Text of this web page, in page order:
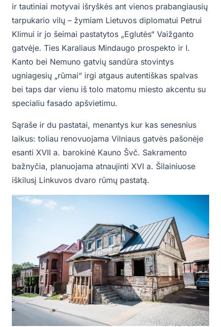
ir tautiniai motyvai išryškės ant vienos prabangiausių
tarpukario vilų – žymiam Lietuvos diplomatui Petrui
Klimui ir jo šeimai pastatytos „Eglutės“ Vaižganto
gatvėje. Ties Karaliaus Mindaugo prospekto ir I.
Kanto bei Nemuno gatvių sandūra stovintys
ugniagesių „rūmai“ irgi atgaus autentiškas spalvas
bei taps dar vienu iš tolo matomu miesto akcentu su
specialiu fasado apšvietimu.
Sąraše ir du pastatai, menantys kur kas senesnius
laikus: toliau renovuojama Vilniaus gatvės pašonėje
esanti XVII a. barokinė Kauno Švč. Sakramento
bažnyčia, planuojama atnaujinti XVI a. Šilainiuose
iškilusį Linkuvos dvaro rūmų pastatą.